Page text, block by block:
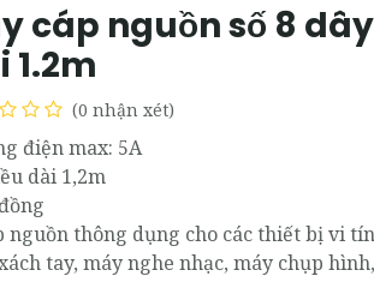
cáp nguồn số 8
1.2m
(0 nhận xét)
điện max: 5A
dài 1,2m
nguồn thông dụng cho các thiết bị vi
tay, máy nghe nhạc, máy chụp